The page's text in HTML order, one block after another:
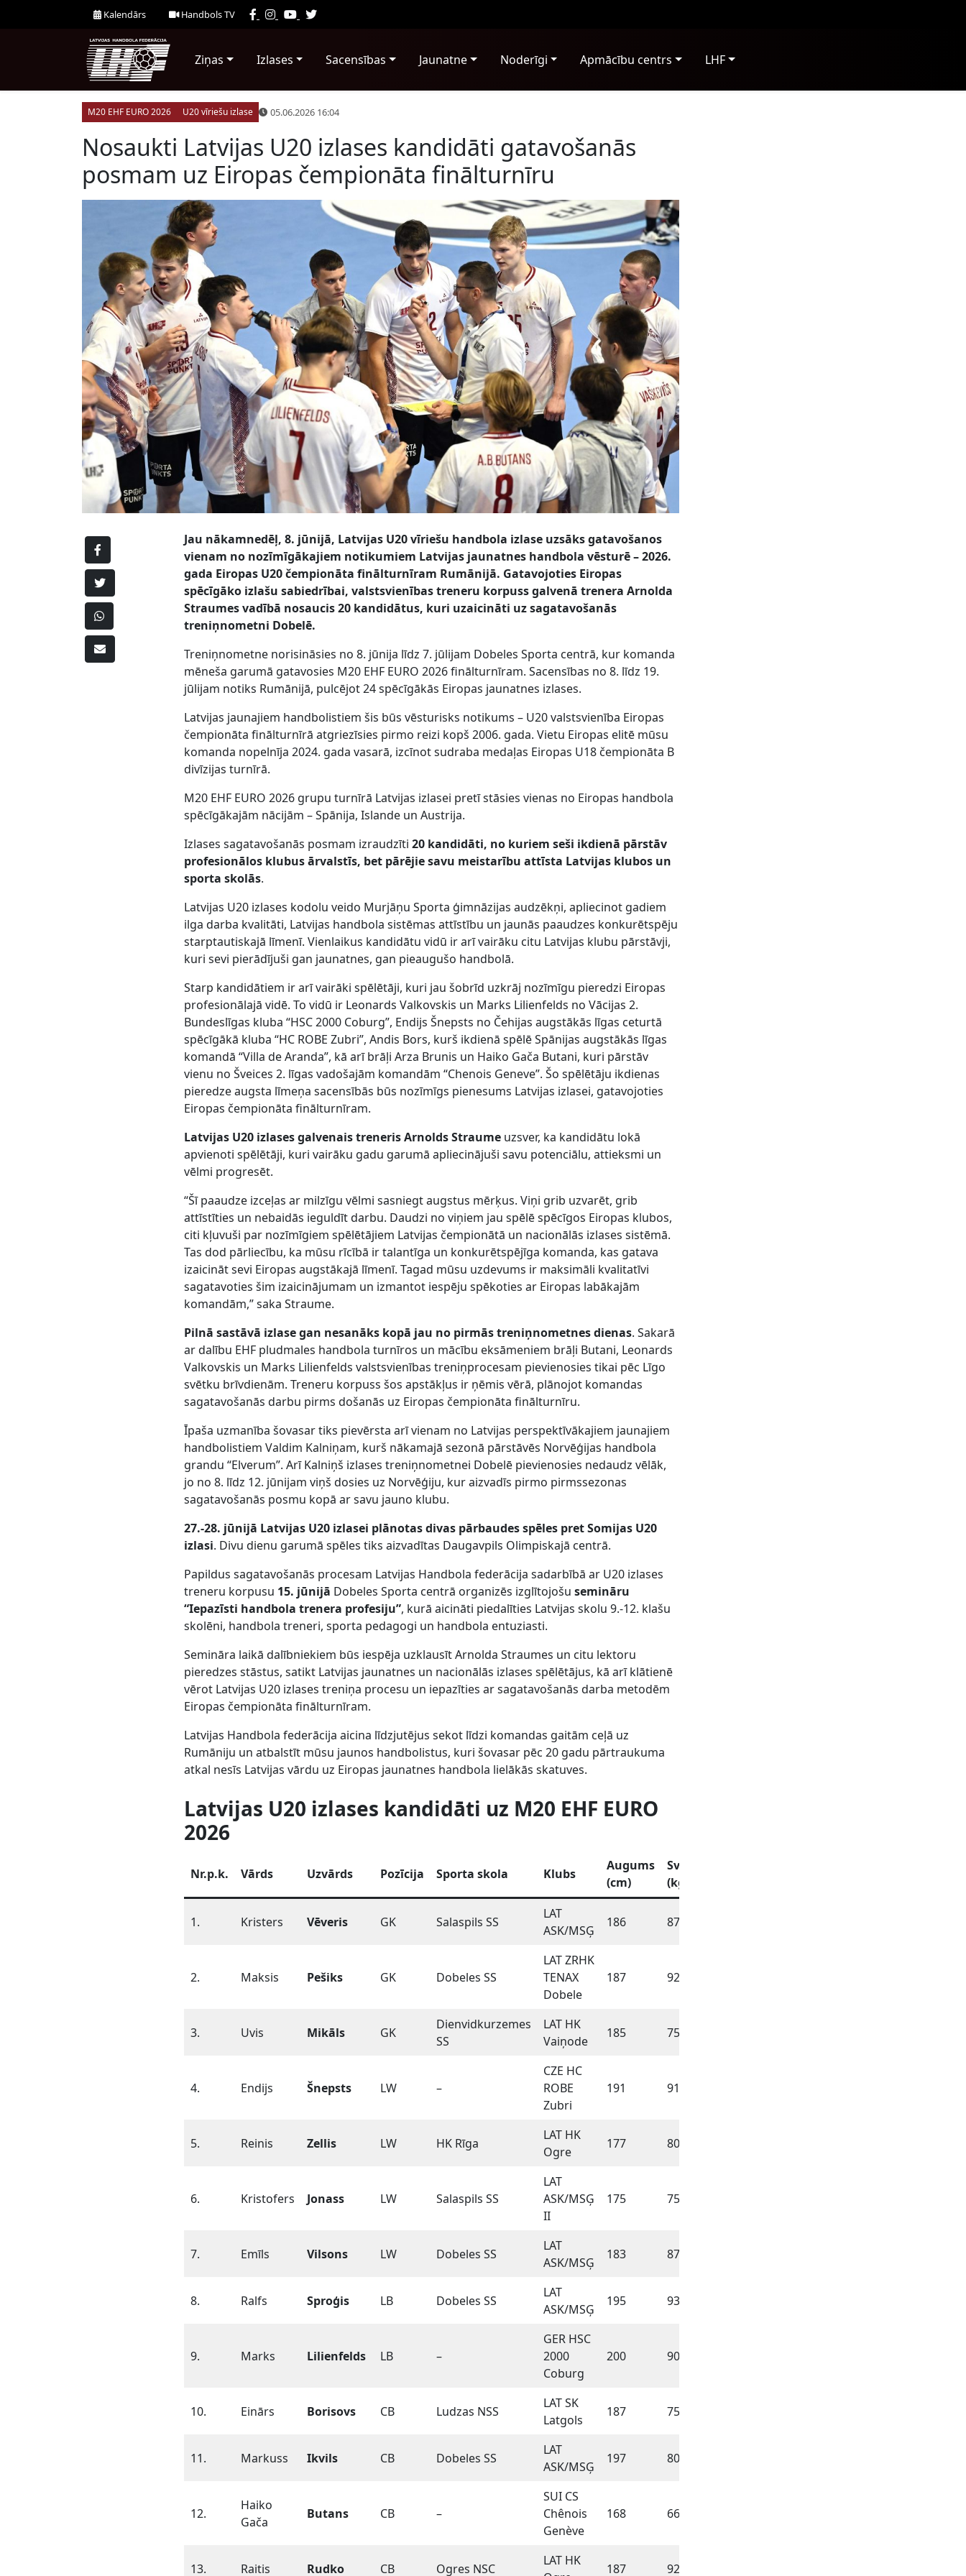
Kalendārs Handbols TV
Ziņas Izlases Sacensības Jaunatne Noderīgi Apmācību centrs LHF
M20 EHF EURO 2026 U20 vīriešu izlase 05.06.2026 16:04
Nosaukti Latvijas U20 izlases kandidāti gatavošanās
posmam uz Eiropas čempionāta finālturnīru
Jau nākamnedēļ, 8. jūnijā, Latvijas U20 vīriešu handbola izlase uzsāks gatavošanos
vienam no nozīmīgākajiem notikumiem Latvijas jaunatnes handbola vēsturē – 2026.
gada Eiropas U20 čempionāta finālturnīram Rumānijā. Gatavojoties Eiropas
spēcīgāko izlašu sabiedrībai, valstsvienības treneru korpuss galvenā trenera Arnolda
Straumes vadībā nosaucis 20 kandidātus, kuri uzaicināti uz sagatavošanās
treniņnometni Dobelē.
Treniņnometne norisināsies no 8. jūnija līdz 7. jūlijam Dobeles Sporta centrā, kur komanda
mēneša garumā gatavosies M20 EHF EURO 2026 finālturnīram. Sacensības no 8. līdz 19.
jūlijam notiks Rumānijā, pulcējot 24 spēcīgākās Eiropas jaunatnes izlases.
Latvijas jaunajiem handbolistiem šis būs vēsturisks notikums – U20 valstsvienība Eiropas
čempionāta finālturnīrā atgriezīsies pirmo reizi kopš 2006. gada. Vietu Eiropas elitē mūsu
komanda nopelnīja 2024. gada vasarā, izcīnot sudraba medaļas Eiropas U18 čempionāta B
divīzijas turnīrā.
M20 EHF EURO 2026 grupu turnīrā Latvijas izlasei pretī stāsies vienas no Eiropas handbola
spēcīgākajām nācijām – Spānija, Islande un Austrija.
Izlases sagatavošanās posmam izraudzīti20 kandidāti, no kuriem seši ikdienā pārstāv
profesionālos klubus ārvalstīs, bet pārējie savu meistarību attīsta Latvijas klubos un
sporta skolās.
Latvijas U20 izlases kodolu veido Murjāņu Sporta ģimnāzijas audzēkņi, apliecinot gadiem
ilga darba kvalitāti, Latvijas handbola sistēmas attīstību un jaunās paaudzes konkurētspēju
starptautiskajā līmenī. Vienlaikus kandidātu vidū ir arī vairāku citu Latvijas klubu pārstāvji,
kuri sevi pierādījuši gan jaunatnes, gan pieaugušo handbolā.
Starp kandidātiem ir arī vairāki spēlētāji, kuri jau šobrīd uzkrāj nozīmīgu pieredzi Eiropas
profesionālajā vidē. To vidū ir Leonards Valkovskis un Marks Lilienfelds no Vācijas 2.
Bundeslīgas kluba “HSC 2000 Coburg”, Endijs Šnepsts no Čehijas augstākās līgas ceturtā
spēcīgākā kluba “HC ROBE Zubri”, Andis Bors, kurš ikdienā spēlē Spānijas augstākās līgas
komandā “Villa de Aranda”, kā arī brāļi Arza Brunis un Haiko Gača Butani, kuri pārstāv
vienu no Šveices 2. līgas vadošajām komandām “Chenois Geneve”. Šo spēlētāju ikdienas
pieredze augsta līmeņa sacensībās būs nozīmīgs pienesums Latvijas izlasei, gatavojoties
Eiropas čempionāta finālturnīram.
Latvijas U20 izlases galvenais treneris Arnolds Straume uzsver, ka kandidātu lokā
apvienoti spēlētāji, kuri vairāku gadu garumā apliecinājuši savu potenciālu, attieksmi un
vēlmi progresēt.
“Šī paaudze izceļas ar milzīgu vēlmi sasniegt augstus mērķus. Viņi grib uzvarēt, grib
attīstīties un nebaidās ieguldīt darbu. Daudzi no viņiem jau spēlē spēcīgos Eiropas klubos,
citi kļuvuši par nozīmīgiem spēlētājiem Latvijas čempionātā un nacionālās izlases sistēmā.
Tas dod pārliecību, ka mūsu rīcībā ir talantīga un konkurētspējīga komanda, kas gatava
izaicināt sevi Eiropas augstākajā līmenī. Tagad mūsu uzdevums ir maksimāli kvalitatīvi
sagatavoties šim izaicinājumam un izmantot iespēju spēkoties ar Eiropas labākajām
komandām,” saka Straume.
Pilnā sastāvā izlase gan nesanāks kopā jau no pirmās treniņnometnes dienas. Sakarā
ar dalību EHF pludmales handbola turnīros un mācību eksāmeniem brāļi Butani, Leonards
Valkovskis un Marks Lilienfelds valstsvienības treniņprocesam pievienosies tikai pēc Līgo
svētku brīvdienām. Treneru korpuss šos apstākļus ir ņēmis vērā, plānojot komandas
sagatavošanās darbu pirms došanās uz Eiropas čempionāta finālturnīru.
Īpaša uzmanība šovasar tiks pievērsta arī vienam no Latvijas perspektīvākajiem jaunajiem
handbolistiem Valdim Kalniņam, kurš nākamajā sezonā pārstāvēs Norvēģijas handbola
grandu “Elverum”. Arī Kalniņš izlases treniņnometnei Dobelē pievienosies nedaudz vēlāk,
jo no 8. līdz 12. jūnijam viņš dosies uz Norvēģiju, kur aizvadīs pirmo pirmssezonas
sagatavošanās posmu kopā ar savu jauno klubu.
27.-28. jūnijā Latvijas U20 izlasei plānotas divas pārbaudes spēles pret Somijas U20
izlasi. Divu dienu garumā spēles tiks aizvadītas Daugavpils Olimpiskajā centrā.
Papildus sagatavošanās procesam Latvijas Handbola federācija sadarbībā ar U20 izlases
treneru korpusu 15. jūnijā Dobeles Sporta centrā organizēs izglītojošu semināru
“Iepazīsti handbola trenera profesiju”, kurā aicināti piedalīties Latvijas skolu 9.-12. klašu
skolēni, handbola treneri, sporta pedagogi un handbola entuziasti.
Semināra laikā dalībniekiem būs iespēja uzklausīt Arnolda Straumes un citu lektoru
pieredzes stāstus, satikt Latvijas jaunatnes un nacionālās izlases spēlētājus, kā arī klātienē
vērot Latvijas U20 izlases treniņa procesu un iepazīties ar sagatavošanās darba metodēm
Eiropas čempionāta finālturnīram.
Latvijas Handbola federācija aicina līdzjutējus sekot līdzi komandas gaitām ceļā uz
Rumāniju un atbalstīt mūsu jaunos handbolistus, kuri šovasar pēc 20 gadu pārtraukuma
atkal nesīs Latvijas vārdu uz Eiropas jaunatnes handbola lielākās skatuves.
Latvijas U20 izlases kandidāti uz M20 EHF EURO
2026
Nr.p.k. Vārds Uzvārds Pozīcija Sporta skola Klubs
Augums
(cm)
Svars
(kg)
1. Kristers Vēveris GK Salaspils SS
LAT
ASK/MSĢ
186 87
2. Maksis Pešiks GK Dobeles SS
LAT ZRHK
TENAX
Dobele
187 92
3. Uvis Mikāls GK
Dienvidkurzemes
SS
LAT HK
Vaiņode
185 75
4. Endijs Šnepsts LW –
CZE HC
ROBE
Zubri
191 91
5. Reinis Zellis LW HK Rīga
LAT HK
Ogre
177 80
6. Kristofers Jonass LW Salaspils SS
LAT
ASK/MSĢ
II
175 75
7. Emīls Vilsons LW Dobeles SS
LAT
ASK/MSĢ
183 87
8. Ralfs Sproģis LB Dobeles SS
LAT
ASK/MSĢ
195 93
9. Marks Lilienfelds LB –
GER HSC
2000
Coburg
200 90
10. Einārs Borisovs CB Ludzas NSS
LAT SK
Latgols
187 75
11. Markuss Ikvils CB Dobeles SS
LAT
ASK/MSĢ
197 80
12.
Haiko
Gača
Butans CB –
SUI CS
Chênois
Genève
168 66
13. Raitis Rudko CB Ogres NSC
LAT HK
187 92